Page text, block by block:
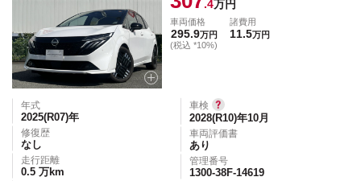
.4万円
車両価格
295.9万円
(税込 *10%)
諸費用
11.5万円
年式
2025(R07)年
修復歴
なし
走行距離
0.5 万km
車検
2028(R10)年10月
車両評価書
あり
管理番号
1300-38F-14619